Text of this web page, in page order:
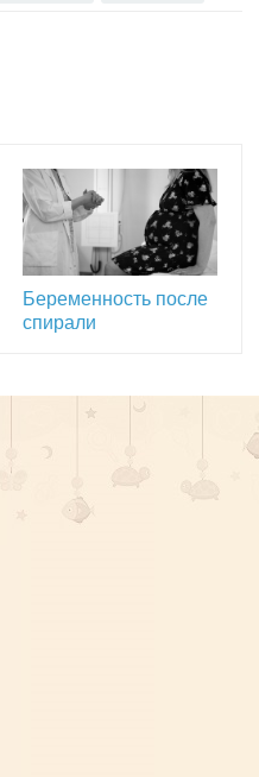
Беременность после
спирали